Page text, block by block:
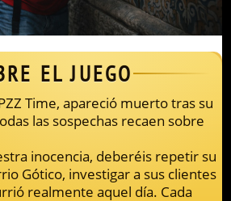
EL JUEGO
Time, apareció muerto tras su
las sospechas recaen sobre
inocencia, deberéis repetir su
Gótico, investigar a sus clientes
realmente aquel día. Cada